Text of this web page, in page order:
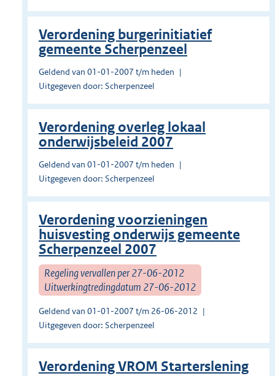
Verordening burgerinitiatief
gemeente Scherpenzeel
Geldend van 01-01-2007 t/m heden
Uitgegeven door: Scherpenzeel
Verordening overleg lokaal
onderwijsbeleid 2007
Geldend van 01-01-2007 t/m heden
Uitgegeven door: Scherpenzeel
Verordening voorzieningen
huisvesting onderwijs gemeente
Scherpenzeel 2007
Regeling vervallen per 27-06-2012
Uitwerkingtredingdatum 27-06-2012
Geldend van 01-01-2007 t/m 26-06-2012
Uitgegeven door: Scherpenzeel
Verordening VROM Starterslening